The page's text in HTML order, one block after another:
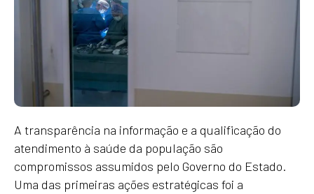
A transparência na informação e a qualificação do
atendimento à saúde da população são
compromissos assumidos pelo Governo do Estado.
Uma das primeiras ações estratégicas foi a